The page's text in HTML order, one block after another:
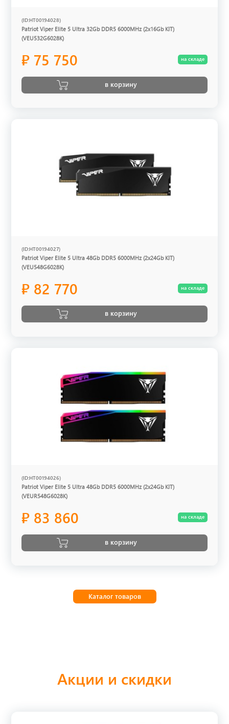
(ID:HT00194028)
Patriot Viper Elite 5 Ultra 32Gb DDR5 6000MHz (2x16Gb KIT)
(VEU532G6028K)
₽ 75 750 на складе
в корзину
(ID:HT00194027)
Patriot Viper Elite 5 Ultra 48Gb DDR5 6000MHz (2x24Gb KIT)
(VEU548G6028K)
₽ 82 770 на складе
в корзину
(ID:HT00194026)
Patriot Viper Elite 5 Ultra 48Gb DDR5 6000MHz (2x24Gb KIT)
(VEUR548G6028K)
₽ 83 860 на складе
в корзину
Каталог товаров
Акции и скидки